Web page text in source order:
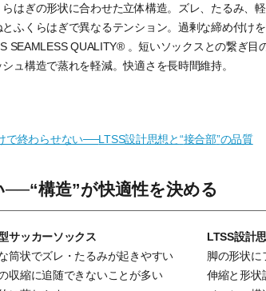
はぎの形状に合わせた立体構造。ズレ、たるみ、軽
とふくらはぎで異なるテンション。過剰な締め付けを
SEAMLESS QUALITY® 。短いソックスとの繋ぎ目
シュ構造で蒸れを軽減。快適さを長時間維持。
で終わらせない──LTSS設計思想と“接合部”の品質
──“構造”が快適性を決める
サッカーソックス
LTSS設計
筒状でズレ・たるみが起きやすい
脚の形状に
収縮に追随できないことが多い
伸縮と形状